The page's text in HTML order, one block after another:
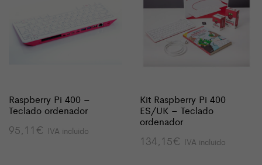
Raspberry Pi 400 –
Teclado ordenador
95,11 € IVA incluido
Kit Raspberry Pi 400
ES/UK – Teclado
ordenador
134,15€ IVA incluido